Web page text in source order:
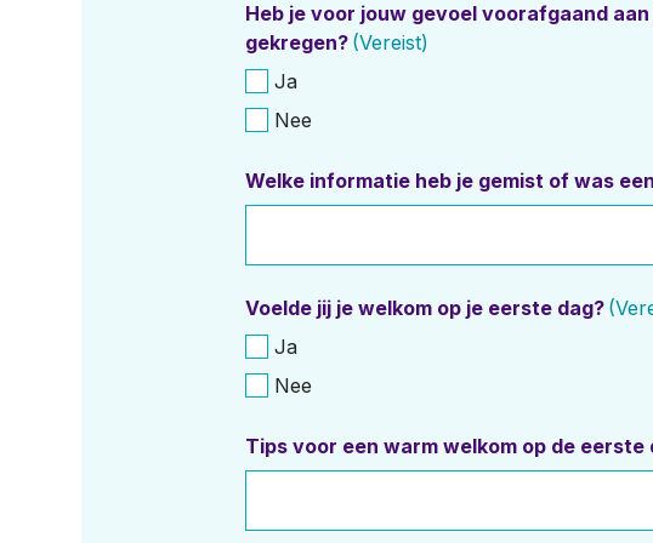
Heb je voor jouw gevoel voorafgaand
gekregen? (Vereist)
Ja
Nee
Welke informatie heb je gemist of was
Voelde jij je welkom op je eerste dag?
Ja
Nee
Tips voor een warm welkom op de eerste